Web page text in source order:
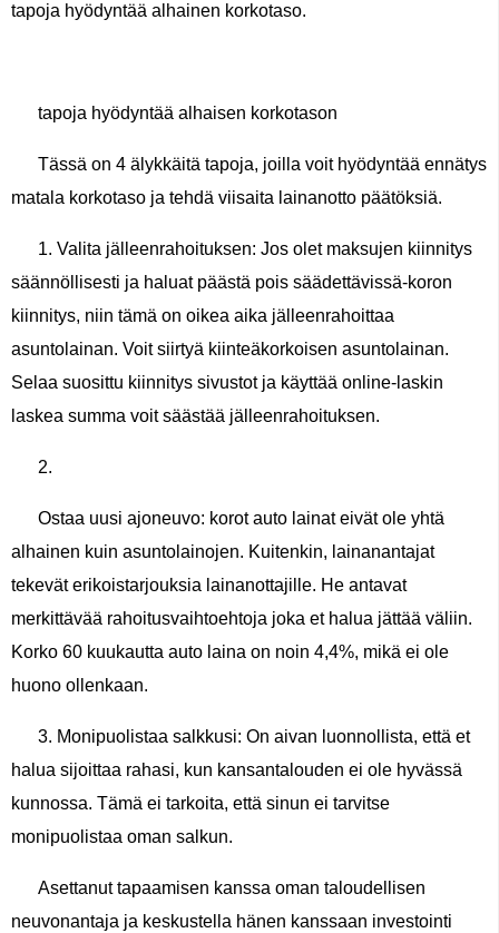
tapoja hyödyntää alhainen korkotaso.
tapoja hyödyntää alhaisen korkotason
Tässä on 4 älykkäitä tapoja, joilla voit hyödyntää ennätys
matala korkotaso ja tehdä viisaita lainanotto päätöksiä.
1. Valita jälleenrahoituksen: Jos olet maksujen kiinnitys
säännöllisesti ja haluat päästä pois säädettävissä-koron
kiinnitys, niin tämä on oikea aika jälleenrahoittaa
asuntolainan. Voit siirtyä kiinteäkorkoisen asuntolainan.
Selaa suosittu kiinnitys sivustot ja käyttää online-laskin
laskea summa voit säästää jälleenrahoituksen.
2.
Ostaa uusi ajoneuvo: korot auto lainat eivät ole yhtä
alhainen kuin asuntolainojen. Kuitenkin, lainanantajat
tekevät erikoistarjouksia lainanottajille. He antavat
merkittävää rahoitusvaihtoehtoja joka et halua jättää väliin.
Korko 60 kuukautta auto laina on noin 4,4%, mikä ei ole
huono ollenkaan.
3. Monipuolistaa salkkusi: On aivan luonnollista, että et
halua sijoittaa rahasi, kun kansantalouden ei ole hyvässä
kunnossa. Tämä ei tarkoita, että sinun ei tarvitse
monipuolistaa oman salkun.
Asettanut tapaamisen kanssa oman taloudellisen
neuvonantaja ja keskustella hänen kanssaan investointi